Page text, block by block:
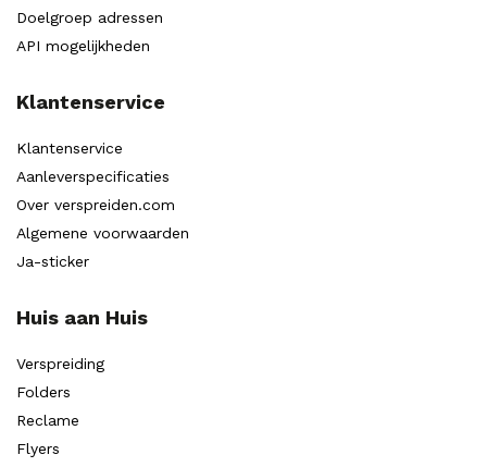
Doelgroep adressen
API mogelijkheden
Klantenservice
Klantenservice
Aanleverspecificaties
Over verspreiden.com
Algemene voorwaarden
Ja-sticker
Huis aan Huis
Verspreiding
Folders
Reclame
Flyers